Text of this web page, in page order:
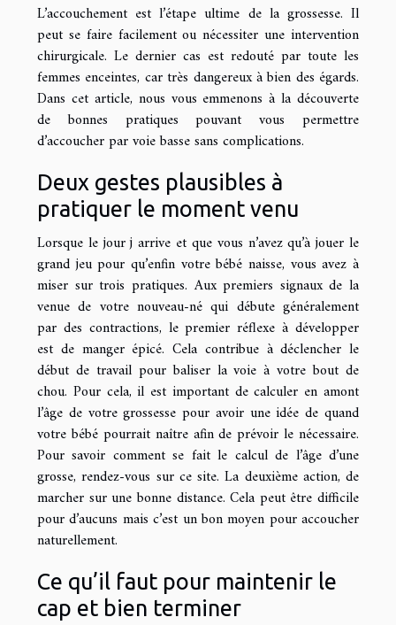
L’accouchement est l’étape ultime de la grossesse. Il
peut se faire facilement ou nécessiter une intervention
chirurgicale. Le dernier cas est redouté par toute les
femmes enceintes, car très dangereux à bien des égards.
Dans cet article, nous vous emmenons à la découverte
de bonnes pratiques pouvant vous permettre
d’accoucher par voie basse sans complications.
Deux gestes plausibles à
pratiquer le moment venu
Lorsque le jour j arrive et que vous n’avez qu’à jouer le
grand jeu pour qu’enfin votre bébé naisse, vous avez à
miser sur trois pratiques. Aux premiers signaux de la
venue de votre nouveau-né qui débute généralement
par des contractions, le premier réflexe à développer
est de manger épicé. Cela contribue à déclencher le
début de travail pour baliser la voie à votre bout de
chou. Pour cela, il est important de calculer en amont
l’âge de votre grossesse pour avoir une idée de quand
votre bébé pourrait naître afin de prévoir le nécessaire.
Pour savoir comment se fait le calcul de l’âge d’une
grosse, rendez-vous sur ce site. La deuxième action, de
marcher sur une bonne distance. Cela peut être difficile
pour d’aucuns mais c’est un bon moyen pour accoucher
naturellement.
Ce qu’il faut pour maintenir le
cap et bien terminer